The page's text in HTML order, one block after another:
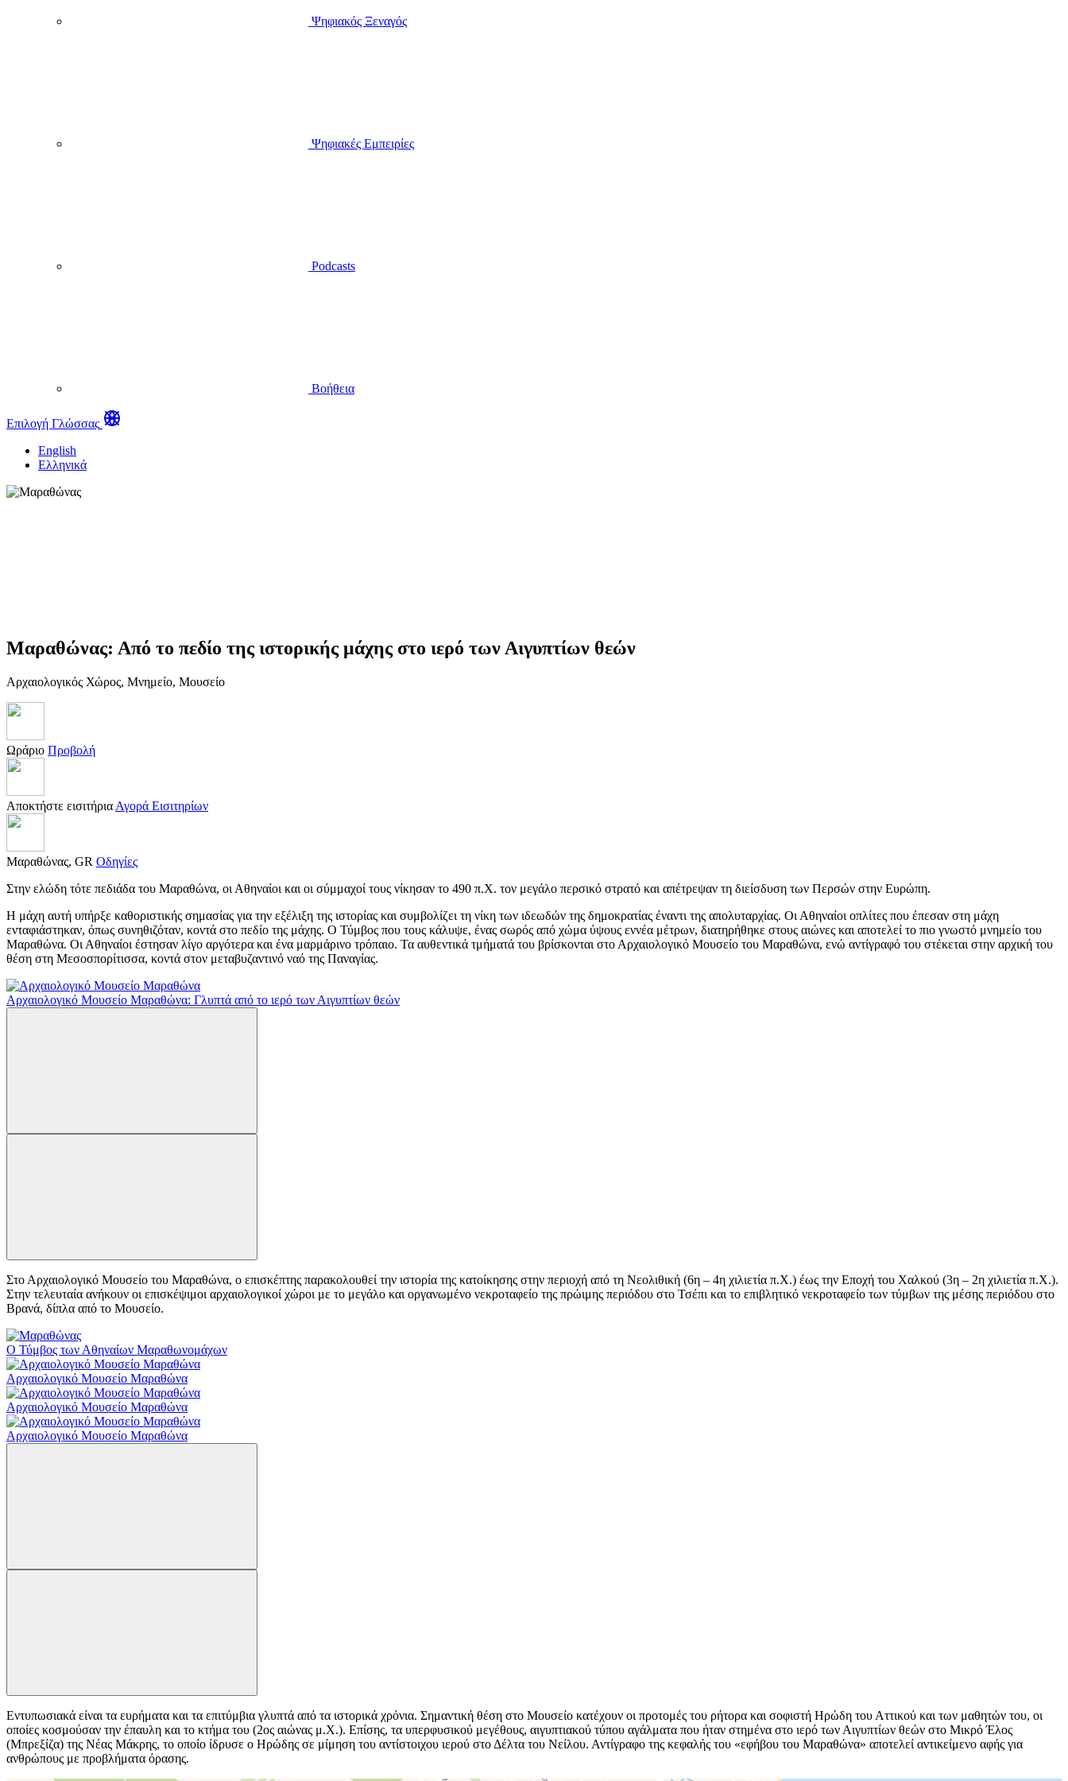
Ψηφιακός Ξεναγός
Ψηφιακές Εμπειρίες
Podcasts
Βοήθεια
Επιλογή Γλώσσας
English
Ελληνικά
Μαραθώνας: Από το πεδίο της ιστορικής μάχης στο ιερό των Αιγυπτίων θεών
Αρχαιολογικός Χώρος, Μνημείο, Μουσείο
Ωράριο Προβολή
Αποκτήστε εισιτήρια Αγορά Εισιτηρίων
Μαραθώνας, GR Οδηγίες
Στην ελώδη τότε πεδιάδα του Μαραθώνα, οι Αθηναίοι και οι σύμμαχοί τους νίκησαν το 490 π.Χ. τον μεγάλο περσικό στρατό και απέτρεψαν τη διείσδυση των Περσών στην Ευρώπη.
Η μάχη αυτή υπήρξε καθοριστικής σημασίας για την εξέλιξη της ιστορίας και συμβολίζει τη νίκη των ιδεωδών της δημοκρατίας έναντι της απολυταρχίας. Οι Αθηναίοι οπλίτες που έπεσαν στη μάχη
ενταφιάστηκαν, όπως συνηθιζόταν, κοντά στο πεδίο της μάχης. Ο Τύμβος που τους κάλυψε, ένας σωρός από χώμα ύψους εννέα μέτρων, διατηρήθηκε στους αιώνες και αποτελεί το πιο γνωστό μνημείο του
Μαραθώνα. Οι Αθηναίοι έστησαν λίγο αργότερα και ένα μαρμάρινο τρόπαιο. Τα αυθεντικά τμήματά του βρίσκονται στο Αρχαιολογικό Μουσείο του Μαραθώνα, ενώ αντίγραφό του στέκεται στην αρχική του
θέση στη Μεσοσπορίτισσα, κοντά στον μεταβυζαντινό ναό της Παναγίας.
Αρχαιολογικό Μουσείο Μαραθώνα: Γλυπτά από το ιερό των Αιγυπτίων θεών
Στο Αρχαιολογικό Μουσείο του Μαραθώνα, ο επισκέπτης παρακολουθεί την ιστορία της κατοίκησης στην περιοχή από τη Νεολιθική (6η – 4η χιλιετία π.Χ.) έως την Εποχή του Χαλκού (3η – 2η χιλιετία π.Χ.).
Στην τελευταία ανήκουν οι επισκέψιμοι αρχαιολογικοί χώροι με το μεγάλο και οργανωμένο νεκροταφείο της πρώιμης περιόδου στο Τσέπι και το επιβλητικό νεκροταφείο των τύμβων της μέσης περιόδου στο
Βρανά, δίπλα από το Μουσείο.
Ο Τύμβος των Αθηναίων Μαραθωνομάχων
Αρχαιολογικό Μουσείο Μαραθώνα
Αρχαιολογικό Μουσείο Μαραθώνα
Αρχαιολογικό Μουσείο Μαραθώνα
Εντυπωσιακά είναι τα ευρήματα και τα επιτύμβια γλυπτά από τα ιστορικά χρόνια. Σημαντική θέση στο Μουσείο κατέχουν οι προτομές του ρήτορα και σοφιστή Ηρώδη του Αττικού και των μαθητών του, οι
οποίες κοσμούσαν την έπαυλη και το κτήμα του (2ος αιώνας μ.Χ.). Επίσης, τα υπερφυσικού μεγέθους, αιγυπτιακού τύπου αγάλματα που ήταν στημένα στο ιερό των Αιγυπτίων θεών στο Μικρό Έλος
(Μπρεξίζα) της Νέας Μάκρης, το οποίο ίδρυσε ο Ηρώδης σε μίμηση του αντίστοιχου ιερού στο Δέλτα του Νείλου. Αντίγραφο της κεφαλής του «εφήβου του Μαραθώνα» αποτελεί αντικείμενο αφής για
ανθρώπους με προβλήματα όρασης.